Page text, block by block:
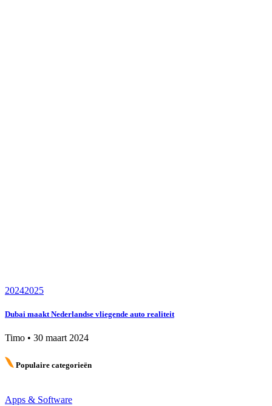
20242025
Dubai maakt Nederlandse vliegende auto realiteit
Timo • 30 maart 2024
Populaire categorieën
Apps & Software